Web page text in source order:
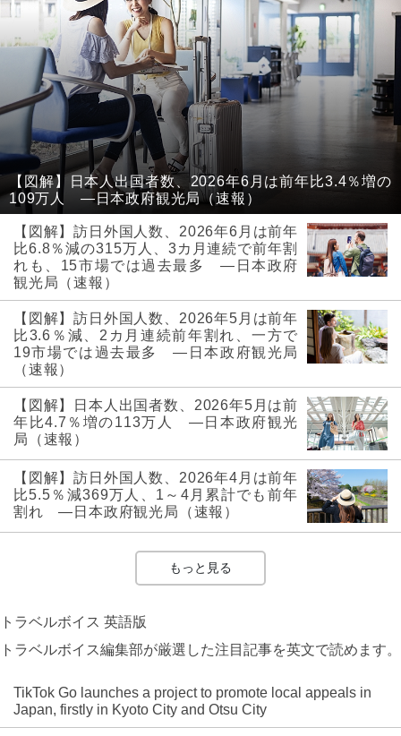
【図解】日本人出国者数、2026年6月は前年比3.4％増の
109万人 ―日本政府観光局（速報）
【図解】訪日外国人数、2026年6月は前年
比6.8％減の315万人、3カ月連続で前年割
れも、15市場では過去最多 ―日本政府
観光局（速報）
【図解】訪日外国人数、2026年5月は前年
比3.6％減、2カ月連続前年割れ、一方で
19市場では過去最多 ―日本政府観光局
（速報）
【図解】日本人出国者数、2026年5月は前
年比4.7％増の113万人 ―日本政府観光
局（速報）
【図解】訪日外国人数、2026年4月は前年
比5.5％減369万人、1～4月累計でも前年
割れ ―日本政府観光局（速報）
もっと見る
トラベルボイス 英語版
トラベルボイス編集部が厳選した注目記事を英文で読めます。
TikTok Go launches a project to promote local appeals in
Japan, firstly in Kyoto City and Otsu City